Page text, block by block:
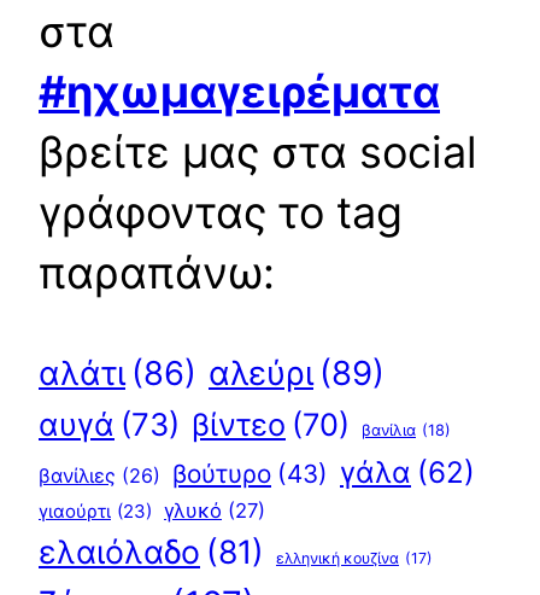
στα
#ηχωμαγειρέματα
βρείτε μας στα social
γράφοντας το tag
παραπάνω:
αλάτι (86) αλεύρι (89)
αυγά (73) βίντεο (70) βανίλια (18)
βανίλιες (26) βούτυρο (43) γάλα (62)
γιαούρτι (23) γλυκό (27)
ελαιόλαδο (81) ελληνική κουζίνα (17)